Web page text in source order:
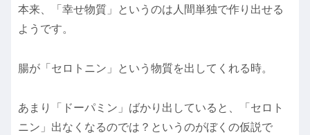
本来、「幸せ物質」というのは人間単独で作り出せる
ようです。
腸が「セロトニン」という物質を出してくれる時。
あまり「ドーパミン」ばかり出していると、「セロト
ニン」出なくなるのでは？というのがぼくの仮説で